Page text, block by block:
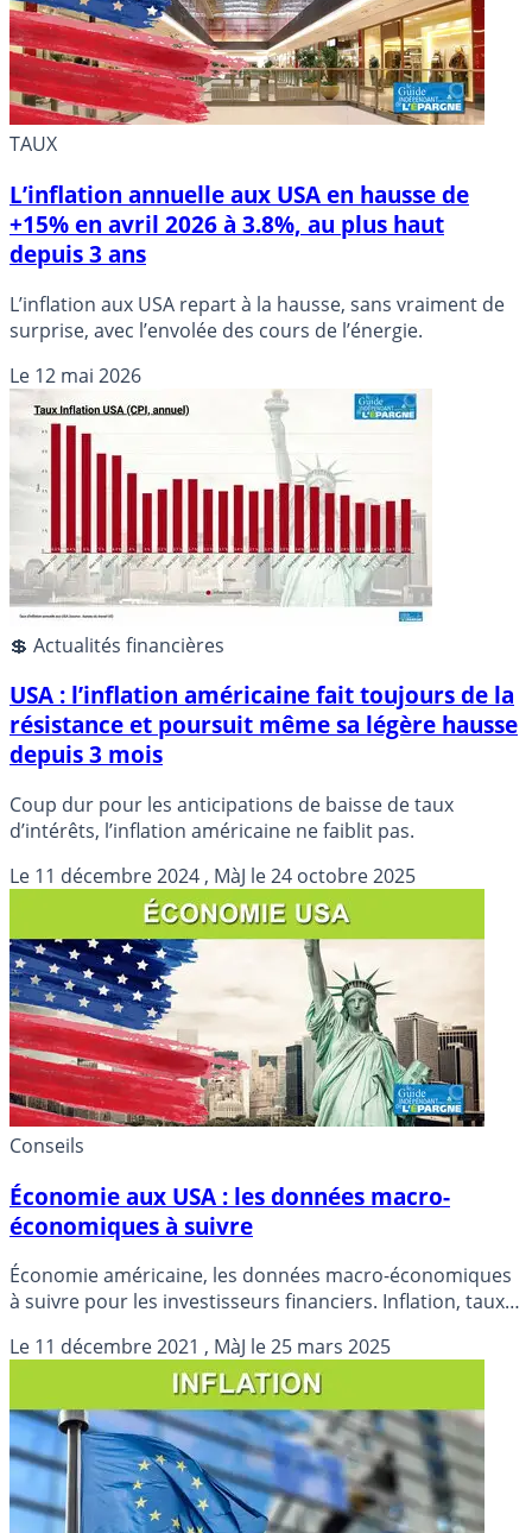
TAUX
L’inflation annuelle aux USA en hausse de
+15% en avril 2026 à 3.8%, au plus haut
depuis 3 ans
L’inflation aux USA repart à la hausse, sans vraiment de
surprise, avec l’envolée des cours de l’énergie.
Le 12 mai 2026
💲 Actualités financières
USA : l’inflation américaine fait toujours de la
résistance et poursuit même sa légère hausse
depuis 3 mois
Coup dur pour les anticipations de baisse de taux
d’intérêts, l’inflation américaine ne faiblit pas.
Le 11 décembre 2024 , MàJ le24 octobre 2025
Conseils
Économie aux USA : les données macro-
économiques à suivre
Économie américaine, les données macro-économiques
à suivre pour les investisseurs financiers. Inflation, taux
2026
Le 11 décembre 2021 , MàJ le25 mars 2025